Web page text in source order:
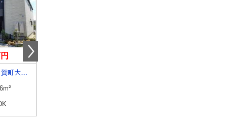
滋賀県甲賀市甲賀町大原中